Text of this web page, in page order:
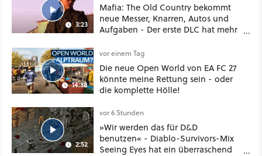
3:23
Mafia: The Old Country bekommt
neue Messer, Knarren, Autos und
Aufgaben - Der erste DLC hat mehr
14:38
vor einem Tag
Die neue Open World von EA FC 27
könnte meine Rettung sein - oder
die komplette Hölle!
2:52
vor 6 Stunden
»Wir werden das für D&D
benutzen« - Diablo-Survivors-Mix
Seeing Eyes hat ein überraschend